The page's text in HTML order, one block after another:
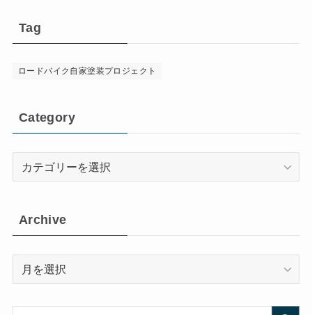
Tag
ロードバイク自家塗装プロジェクト
Category
Category
Archive
Archive